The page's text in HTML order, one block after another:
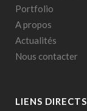
Portfolio
A propos
Actualités
Nous contacter
LIENS DIRECTS